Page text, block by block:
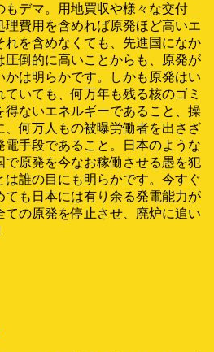
もデマ。用地買収や様々な交付
理費用を含めれば原発ほど高いエ
れを含めなくても、先進国になか
圧倒的に高いことからも、原発が
かは明らかです。しかも原発はい
いても、何万年も残る核のゴミ
得ないエネルギーであること、操
、何万人もの被曝労働者を出さざ
電手段であること。日本のような
で原発を今なお稼働させる愚を犯
は誰の目にも明らかです。今すぐ
ても日本には有り余る発電能力が
ての原発を停止させ、廃炉に追い